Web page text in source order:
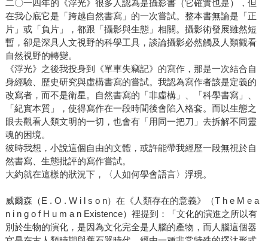
二〇一四年的《浮光》很多人認為是攝影書（它確實也是），但
在我心底它是「跨越自然書寫」的一次嘗試。整本書無論是「正
片」或「負片」，都跟「攝影與生態」相關。攝影術發展雖然短
暫，卻是深具人文視野的科學工具，談論攝影必然觸及人類觀看
自然視野的轉變。
《浮光》之後我投身到《單車失竊記》的寫作，那是一次結合自
身經驗、歷史研究與虛構書寫的嘗試。我認為寫作者該是定義的
改寫者，而不是衛星。自然書寫的「非虛構」、「科學書寫」、
「紀實本質」，使得寫作在一段時間後會陷入格套。而以生態之
眼去觀看人類文明的一切，也會有「用同一把刀」去拆解不同靈
魂的困境。
彼時我想，小說這個自由的文體，或許能帶我經歷一段無視於自
然書寫、生態批評的寫作嘗試。
大約就在這樣的狀況下，〈人如何學會語言〉浮現。
威爾森（E . O . W i l s o n）在《人類存在的意義》（T h e M e a
n i n g o f H u m a n Existence）裡提到：「文化的演進之所以有
別於生物的演化，是因為文化完全是人腦的產物，而人腦這個器